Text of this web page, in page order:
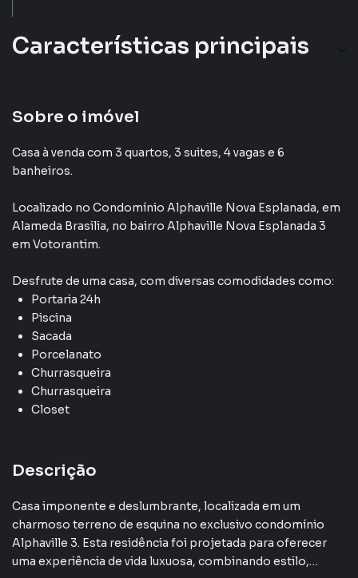
Características principais
Piscina
Churrasqueira
Salão Vídeo Cinema
Sobre o imóvel
Casa à venda com 3 quartos, 3 suites, 4 vagas e 6
banheiros.
Localizado no Condomínio Alphaville Nova Esplanada, em
Alameda Brasilia, no bairro Alphaville Nova Esplanada 3
em Votorantim.
Desfrute de uma casa, com diversas comodidades como:
Portaria 24h
Piscina
Sacada
Porcelanato
Churrasqueira
Churrasqueira
Closet
Descrição
Casa imponente e deslumbrante, localizada em um
charmoso terreno de esquina no exclusivo condomínio
Alphaville 3. Esta residência foi projetada para oferecer
uma experiência de vida luxuosa, combinando estilo,